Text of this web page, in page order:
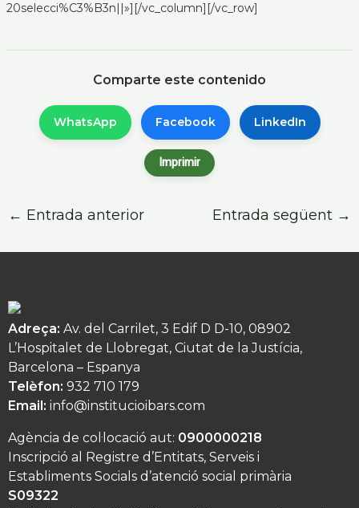
20selecci%C3%B3n||»][/vc_column][/vc_row]
Comparte este contenido
WhatsApp Facebook LinkedIn
Imprimir
← Entrada anterior Entrada següent →
Adreça: Av. del Carrilet, 3 Edif D D-10, 08902
L’Hospitalet de Llobregat, Ciutat de la Justícia,
Barcelona – Espanya
Telèfon: 932 710 179
Email: info@institucioibars.com
Agència de col·locació aut: 0900000218
Inscripció al Registre d’Entitats, Serveis i
Establiments Socials d’atenció social primària
S09322